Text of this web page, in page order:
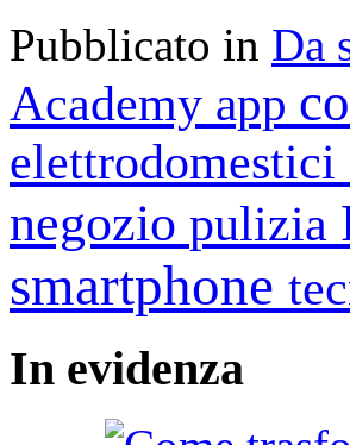
Pubblicato in Da
Academy app
elettrodomestici
negozio pulizia
smartphone
In evidenza